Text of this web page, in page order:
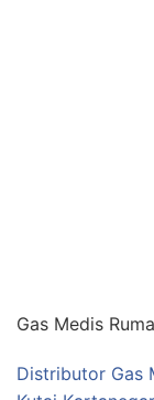
Gas Medis
Distributor Gas